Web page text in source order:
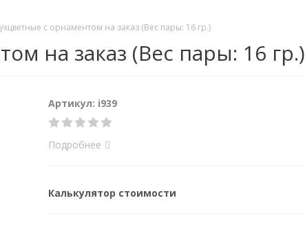
с орнаментом на заказ (Вес пары: 16 гр.)
на заказ (Вес пары: 16 гр.)
Артикул: i939
Подробнее
Калькулятор стоимости